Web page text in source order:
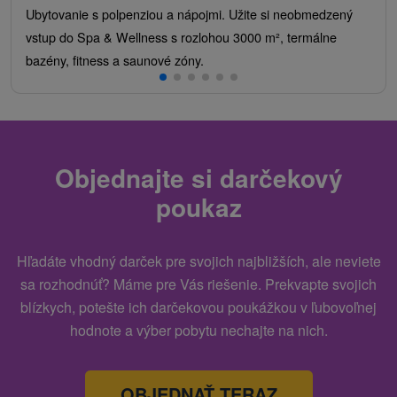
Ubytovanie s polpenziou a nápojmi. Užite si neobmedzený
vstup do Spa & Wellness s rozlohou 3000 m², termálne
bazény, fitness a saunové zóny.
Objednajte si darčekový
poukaz
Hľadáte vhodný darček pre svojich najbližších, ale neviete
sa rozhodnúť? Máme pre Vás riešenie. Prekvapte svojich
blízkych, potešte ich darčekovou poukážkou v ľubovoľnej
hodnote a výber pobytu nechajte na nich.